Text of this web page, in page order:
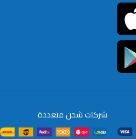
شركات شحن متعددة